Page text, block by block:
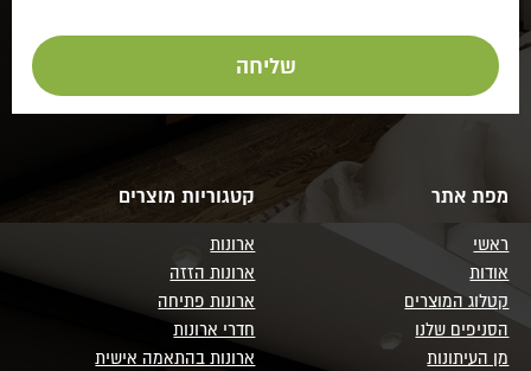
מפת אתר
ראשי
אודות
קטלוג המוצרים
הסניפים שלנו
מן העיתונות
קטגוריות מוצרים
ארונות
ארונות הזזה
ארונות פתיחה
חדרי ארונות
ארונות בהתאמה אישית